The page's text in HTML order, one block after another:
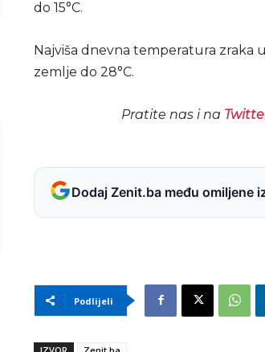
do 15°C.
Najviša dnevna temperatura zraka
zemlje do 28°C.
Pratite nas i na
Dodaj Zenit.ba među omiljene
Podlijeli